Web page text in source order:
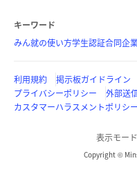
キーワード
みん就の使い方学生認証合同企
利用規約 掲示板ガイドライン
プライバシーポリシー
外部送
カスタマーハラスメントポリシー
表示モード
Copyright ©